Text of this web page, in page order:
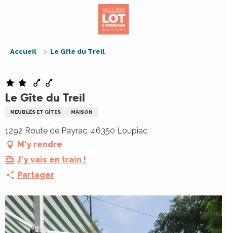
Accueil Le Gîte du Treil
Le Gîte du Treil
MEUBLÉS ET GÎTES MAISON
1292 Route de Payrac, 46350 Loupiac
M'y rendre
J'y vais en train !
Partager